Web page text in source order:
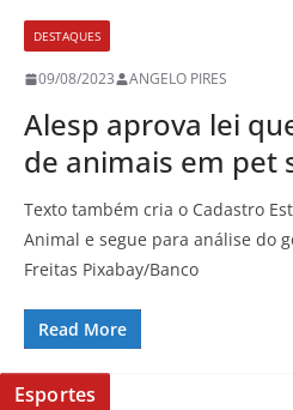
DESTAQUES
09/08/2023 ANGELO PIRES
Alesp aprova lei
de animais em pet
Texto também cria o Cadastro
Animal e segue para análise do
Freitas Pixabay/Banco
Read More
Esportes